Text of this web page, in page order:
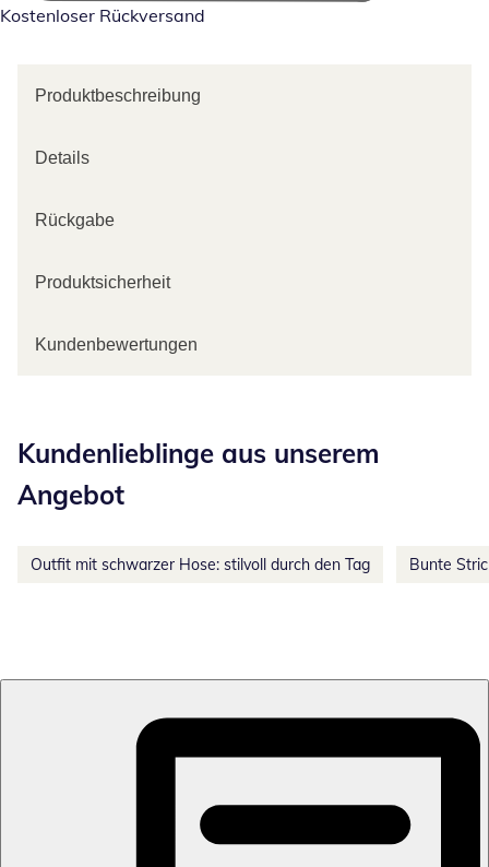
Kostenloser Rückversand
Produktbeschreibung
Details
Rückgabe
Produktsicherheit
Kundenbewertungen
Kundenlieblinge aus unserem
Angebot
Outfit mit schwarzer Hose: stilvoll durch den Tag Bunte